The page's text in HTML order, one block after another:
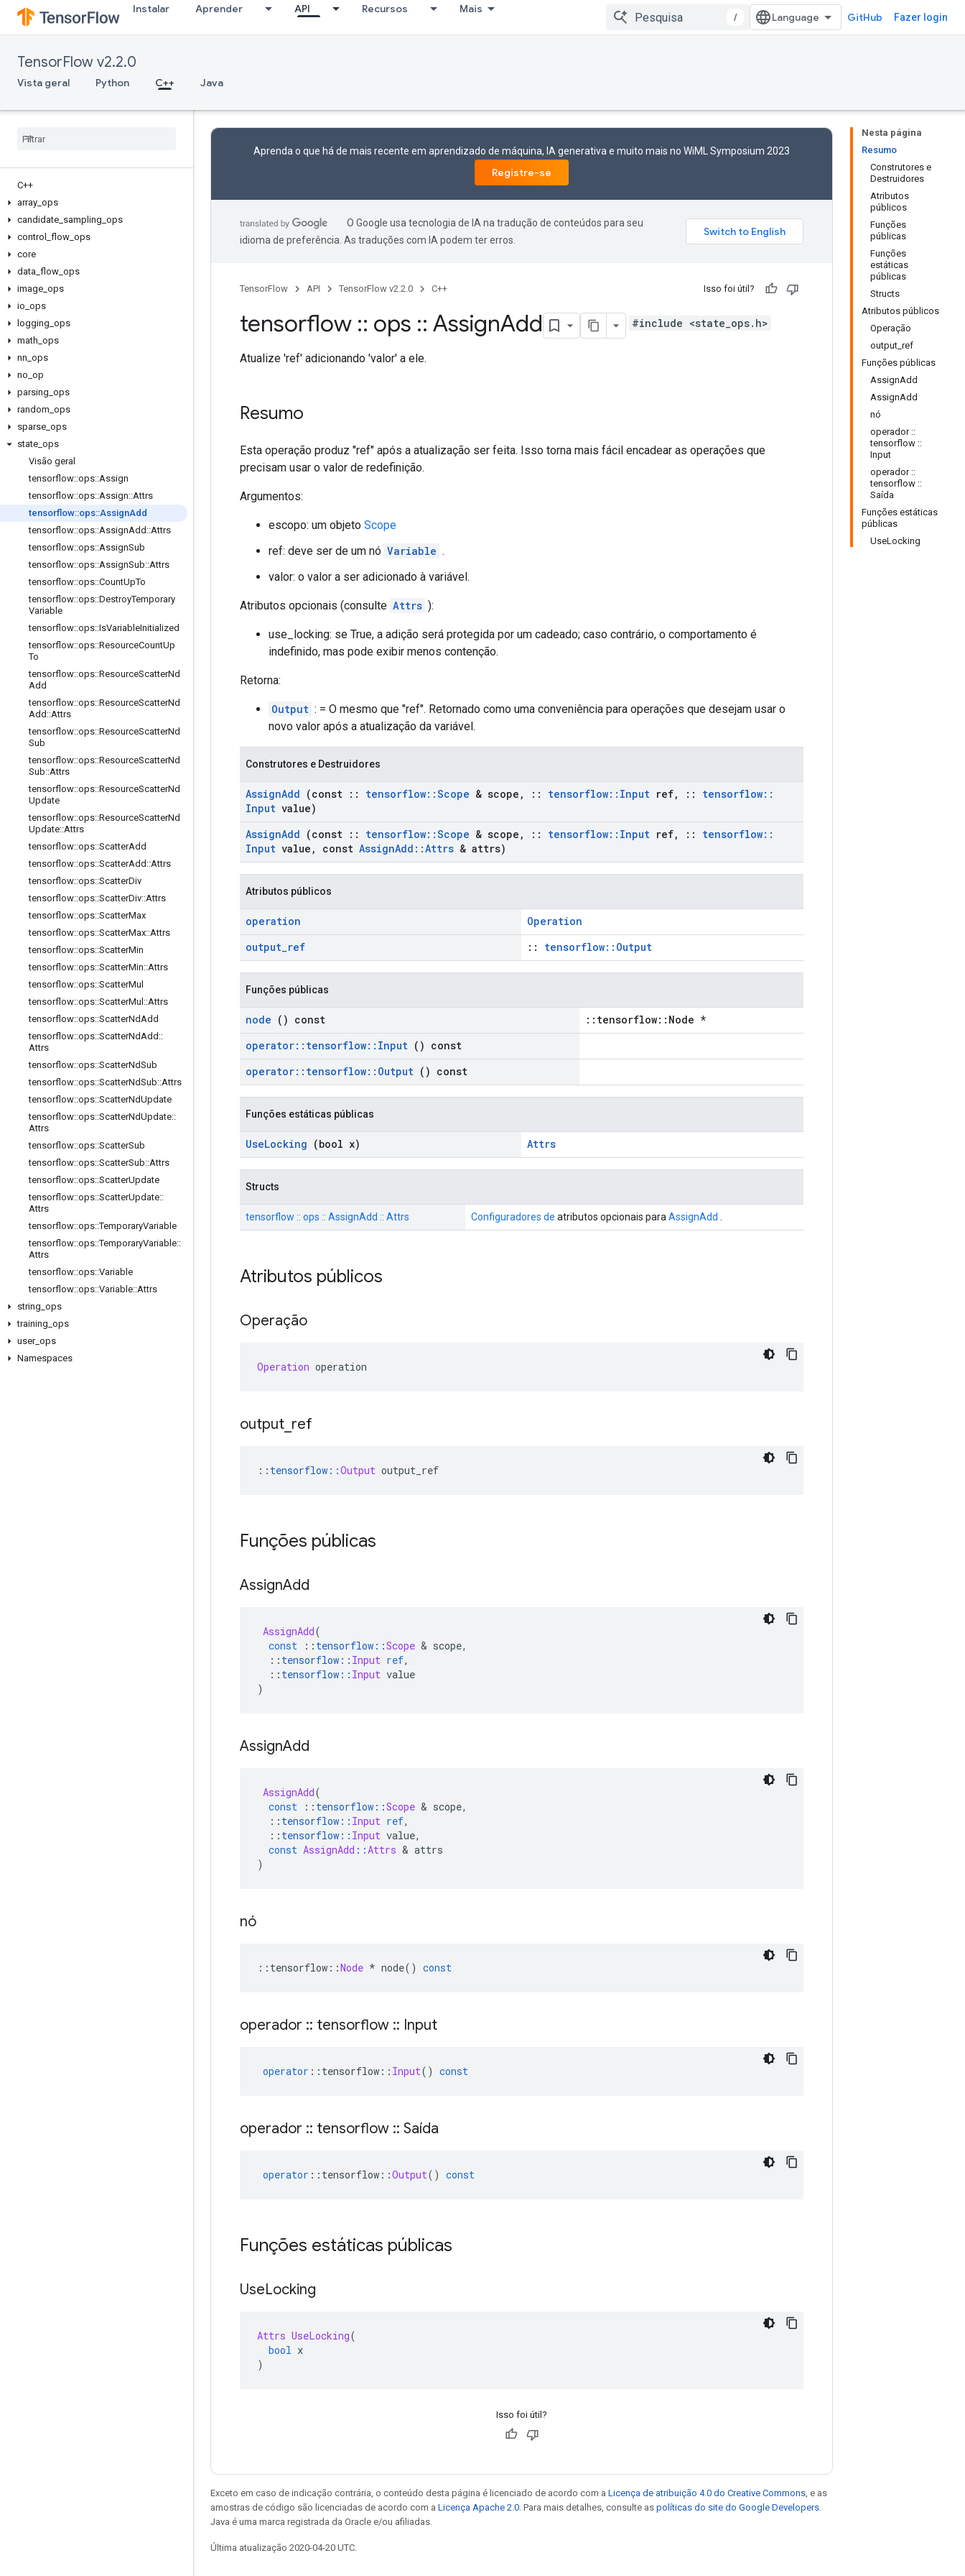
Instalar Aprender API Recursos Mais
/ GitHub Fazer login
TensorFlow v2.2.0
Vista geral Python C++ Java
C++
array ops
candidate sampling ops
control
flow ops
core
data flow ops
image ops
io ops
logging ops
math ops
nn ops
no op
parsing ops
random ops
sparse ops
state ops
Visão geral
tensorflow::ops::Assign
tensorflow::ops::Assign::Attrs
tensorflow::ops::AssignAdd
tensorflow::ops::AssignAdd ::Attrs
tensorflow::ops::AssignSub
tensorflow::ops::AssignSub::Attrs
tensorflow::ops::CountUpTo
tensorflow::ops::DestroyTemporary
Variable
tensorflow::ops::IsVariableInitialized
tensorflow::ops::ResourceCountUp
To
tensorflow::ops::ResourceScatterNd
Add
tensorflow::ops::ResourceScatterNd
Add ::Attrs
tensorflow::ops::ResourceScatterNd
Sub
tensorflow::ops::ResourceScatterNd
Sub::Attrs
tensorflow::ops::ResourceScatterNd
Update
tensorflow::ops::ResourceScatterNd
Update::Attrs
tensorflow::ops::ScatterAdd
tensorflow::ops::ScatterAdd ::Attrs
tensorflow::ops::ScatterDiv
tensorflow::ops::ScatterDiv::Attrs
tensorflow::ops::ScatterMax
tensorflow::ops::ScatterMax::Attrs
tensorflow::ops::ScatterMin
tensorflow::ops::ScatterMin::Attrs
tensorflow::ops::ScatterMul
tensorflow::ops::ScatterMul ::Attrs
tensorflow::ops::ScatterNdAdd
tensorflow::ops::ScatterNdAdd ::
Attrs
tensorflow::ops::ScatterNdSub
tensorflow::ops::ScatterNdSub::Attrs
tensorflow::ops::ScatterNdUpdate
tensorflow::ops::ScatterNdUpdate::
Attrs
tensorflow::ops::ScatterSub
tensorflow::ops::ScatterSub::Attrs
tensorflow::ops::ScatterUpdate
tensorflow::ops::ScatterUpdate::
Attrs
tensorflow::ops::TemporaryVariable
tensorflow::ops::TemporaryVariable::
Attrs
tensorflow::ops::Variable
tensorflow::ops::Variable::Attrs
string ops
training ops
user_ ops
Namespaces
Nesta página
Resumo
Construtores e
Destruidores
Atributos
públicos
Funções
públicas
Funções
estáticas
públicas
Structs
Atributos públicos
Operação
output_ref
Funções públicas
AssignAdd
AssignAdd
nó
operador ::
tensorflow ::
Input
operador ::
tensorflow ::
Saída
Funções estáticas
públicas
UseLocking
Aprenda o que há de mais recente em aprendizado de máquina, IA generativa e muito mais no WiML Symposium 2023
Registre-se
O Google usa tecnologia de IA na tradução de conteúdos para seu
idioma de preferência. As traduções com IA podem ter erros.
TensorFlow API TensorFlow v2.2.0 C++ Isso foi útil?
tensorflow :: ops :: AssignAdd #include <state_ops.h>
Atualize 'ref' adicionando 'valor' a ele.
Resumo
Esta operação produz "ref" após a atualização ser feita. Isso torna mais fácil encadear as operações que
precisam usar o valor de redefinição.
Argumentos:
escopo: um objeto Scope
ref: deve ser de um nó Variable .
valor: o valor a ser adicionado à variável.
Atributos opcionais (consulte Attrs ):
use_locking: se True, a adição será protegida por um cadeado; caso contrário, o comportamento é
indefinido, mas pode exibir menos contenção.
Retorna:
Output : = O mesmo que "ref". Retornado como uma conveniência para operações que desejam usar o
novo valor após a atualização da variável.
Construtores e Destruidores
AssignAdd (const :: tensorflow::Scope & scope , :: tensorflow:: Input ref, :: tensorflow::
Input value)
AssignAdd (const :: tensorflow::Scope & scope , :: tensorflow:: Input ref, :: tensorflow::
Input value , const AssignAdd ::Attrs & attrs)
Atributos públicos
operation
Operation
output_ref :: tensorflow::Output
Funções públicas
node () const
::tensorflow::Node *
operator:: tensorflow:: Input () const
operator:: tensorflow:: Output () const
Funções estáticas públicas
UseLocking (bool x) Attrs
Structs
tensorflow :: ops :: AssignAdd :: Attrs Configuradores de atributos opcionais para AssignAdd
Atributos públicos
Operação
Operation operation
output ref
:: tensorflow ::Output output_ref
Funções públicas
AssignAdd
AssignAdd(
const
:: tensorflow ::Scope & scope,
:: tensorflow :: Input ref,
:: tensorflow :: Input value
)
AssignAdd
AssignAdd(
const
:: tensorflow ::Scope & scope,
:: tensorflow :: Input ref,
:: tensorflow :: Input value,
const AssignAdd ::Attrs & attrs
)
nó
:: tensorflow ::Node * node() const
operador :: tensorflow :: Input
operator :: tensorflow :: Input() const
operador :: tensorflow :: Saída
operator :: tensorflow ::Output() const
Funções estáticas públicas
UseLocking
Attrs UseLocking(
bool x
)
Isso foi útil?
Exceto em caso de indicação contrária, o conteúdo desta página é licenciado de acordo com a Licença de atribuição 4.0 do Creative Commons , e as
amostras de código são licenciadas de acordo com a Licença Apache 2.0 . Para mais detalhes, consulte as políticas do site do Google Developers
Java é uma marca registrada da Oracle e/ou afiliadas.
Última atualização 2020-04-20 UTC.